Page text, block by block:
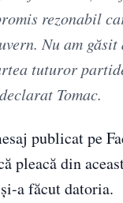
rezonabil
Nu am găsit
tuturor
Tomac.
publicat pe
pleacă din
a făcut datoria.